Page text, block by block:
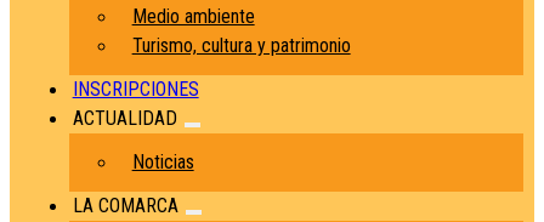
Medio ambiente
Turismo, cultura y patrimonio
INSCRIPCIONES
ACTUALIDAD
Noticias
LA COMARCA